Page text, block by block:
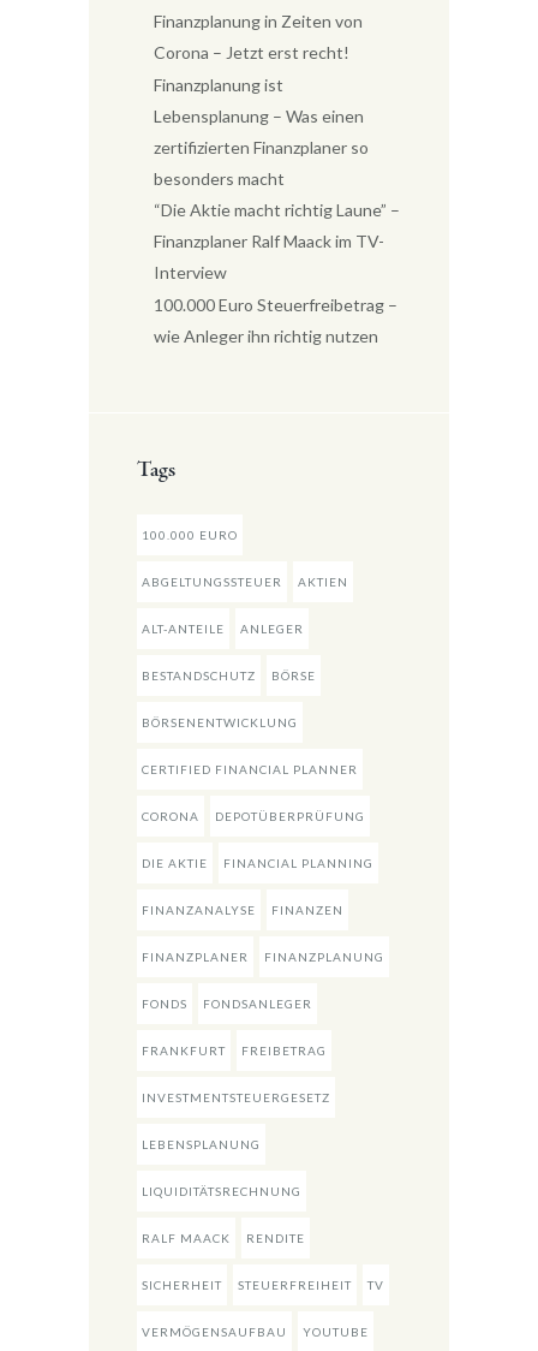
Finanzplanung in Zeiten von
Corona – Jetzt erst recht!
Finanzplanung ist
Lebensplanung – Was einen
zertifizierten Finanzplaner so
besonders macht
“Die Aktie macht richtig Laune” –
Finanzplaner Ralf Maack im TV-
Interview
100.000 Euro Steuerfreibetrag –
wie Anleger ihn richtig nutzen
Tags
100.000 EURO
ABGELTUNGSSTEUER AKTIEN
ALT-ANTEILE ANLEGER
BESTANDSCHUTZ BÖRSE
BÖRSENENTWICKLUNG
CERTIFIED FINANCIAL PLANNER
CORONA DEPOTÜBERPRÜFUNG
DIE AKTIE FINANCIAL PLANNING
FINANZANALYSE FINANZEN
FINANZPLANER FINANZPLANUNG
FONDS FONDSANLEGER
FRANKFURT FREIBETRAG
INVESTMENTSTEUERGESETZ
LEBENSPLANUNG
LIQUIDITÄTSRECHNUNG
RALF MAACK RENDITE
SICHERHEIT STEUERFREIHEIT TV
VERMÖGENSAUFBAU YOUTUBE